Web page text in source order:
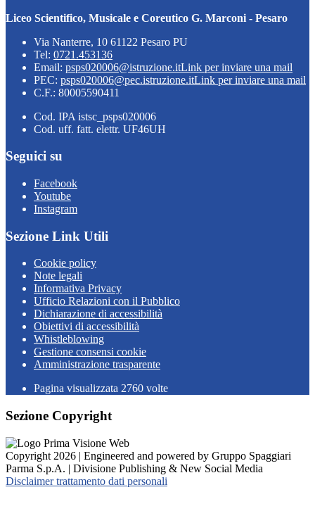
Liceo Scientifico, Musicale e Coreutico G. Marconi - Pesaro
Via Nanterre, 10 61122 Pesaro PU
Tel: 0721.453136
Email: psps020006@istruzione.itLink per inviare una mail
PEC: psps020006@pec.istruzione.itLink per inviare una mail
C.F.: 80005590411
Cod. IPA istsc_psps020006
Cod. uff. fatt. elettr. UF46UH
Seguici su
Facebook
Youtube
Instagram
Sezione Link Utili
Cookie policy
Note legali
Informativa Privacy
Ufficio Relazioni con il Pubblico
Dichiarazione di accessibilità
Obiettivi di accessibilità
Whistleblowing
Gestione consensi cookie
Amministrazione trasparente
Pagina visualizzata 2760 volte
Sezione Copyright
Copyright 2026 | Engineered and powered by Gruppo Spaggiari
Parma S.p.A. | Divisione Publishing & New Social Media
Disclaimer trattamento dati personali